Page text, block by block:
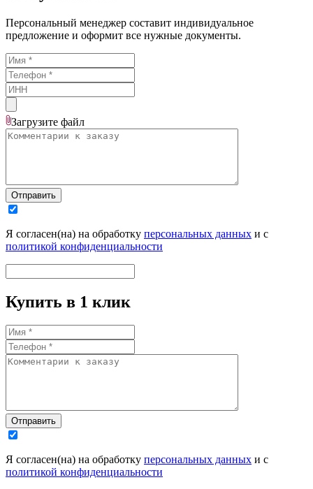
Персональный менеджер составит индивидуальное
предложение и оформит все нужные документы.
Загрузите файл
Отправить
Я согласен(на) на обработку персональных данных и с
политикой конфиденциальности
Купить в 1 клик
Отправить
Я согласен(на) на обработку персональных данных и с
политикой конфиденциальности